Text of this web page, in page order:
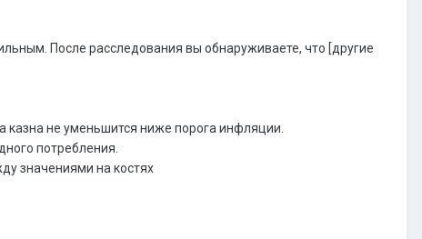
После расследования вы обнаруживаете, что [другие
не уменьшится ниже порога инфляции.
потребления.
значениями на костях